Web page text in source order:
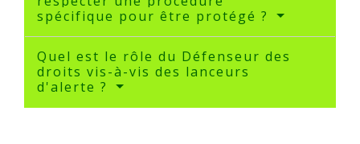
spécifique pour être protégé ?
Quel est le rôle du Défenseur des
droits vis-à-vis des lanceurs
d'alerte ?